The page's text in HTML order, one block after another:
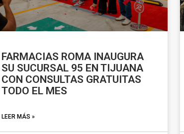
FARMACIAS ROMA INAUGURA
SU SUCURSAL 95 EN TIJUANA
CON CONSULTAS GRATUITAS
TODO EL MES
LEER MÁS »